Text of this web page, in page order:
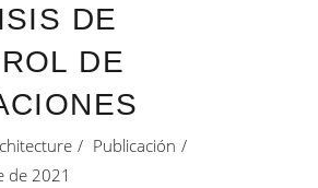
DE
DE
Publicación
de 2021